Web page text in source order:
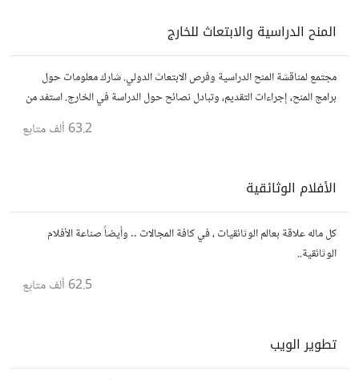
المنح الدراسية والابتعاث للخارج
مجتمع لمناقشة المنح الدراسية وفرص الابتعاث الدولي. شارك معلومات حول
برامج المنح، إجراءات التقديم، وتبادل نصائح حول الدراسة في الخارج. استفد من
63.2 ألف متابع
الأفلام الوثائقية
كل ماله علاقة بعالم الوثائقيات ، في كافة المجالات .. وأيضاً صناعة الأفلام
الوثائقية..
62.5 ألف متابع
تطوير الويب